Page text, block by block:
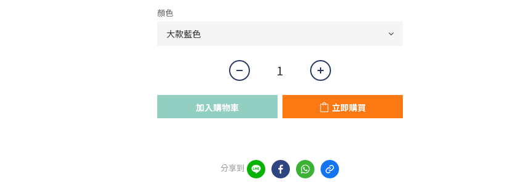
顏色
加入購物車 立即購買
分享到